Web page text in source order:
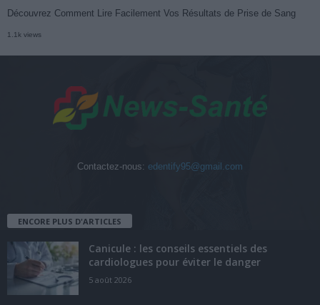
Découvrez Comment Lire Facilement Vos Résultats de Prise de Sang
1.1k views
Contactez-nous: edentify95@gmail.com
ENCORE PLUS D'ARTICLES
Canicule : les conseils essentiels des
cardiologues pour éviter le danger
5 août 2026